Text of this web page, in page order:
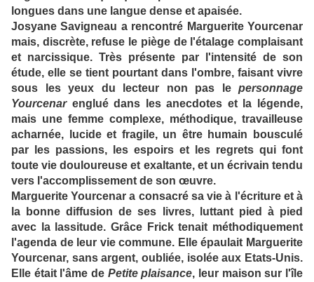
longues dans une langue dense et apaisée.
Josyane Savigneau a rencontré Marguerite Yourcenar
mais, discrète, refuse le piège de l'étalage complaisant
et narcissique. Très présente par l'intensité de son
étude, elle se tient pourtant dans l'ombre, faisant vivre
sous les yeux du lecteur non pas le personnage
Yourcenarenglué dans les anecdotes et la légende,
mais une femme complexe, méthodique, travailleuse
acharnée, lucide et fragile, un être humain bousculé
par les passions, les espoirs et les regrets qui font
toute vie douloureuse et exaltante, et un écrivain tendu
vers l'accomplissement de son œuvre.
Marguerite Yourcenar a consacré sa vie à l'écriture et à
la bonne diffusion de ses livres, luttant pied à pied
avec la lassitude. Grâce Frick tenait méthodiquement
l'agenda de leur vie commune. Elle épaulait Marguerite
Yourcenar, sans argent, oubliée, isolée aux Etats-Unis.
Elle était l'âme de Petite plaisance, leur maison sur l'île